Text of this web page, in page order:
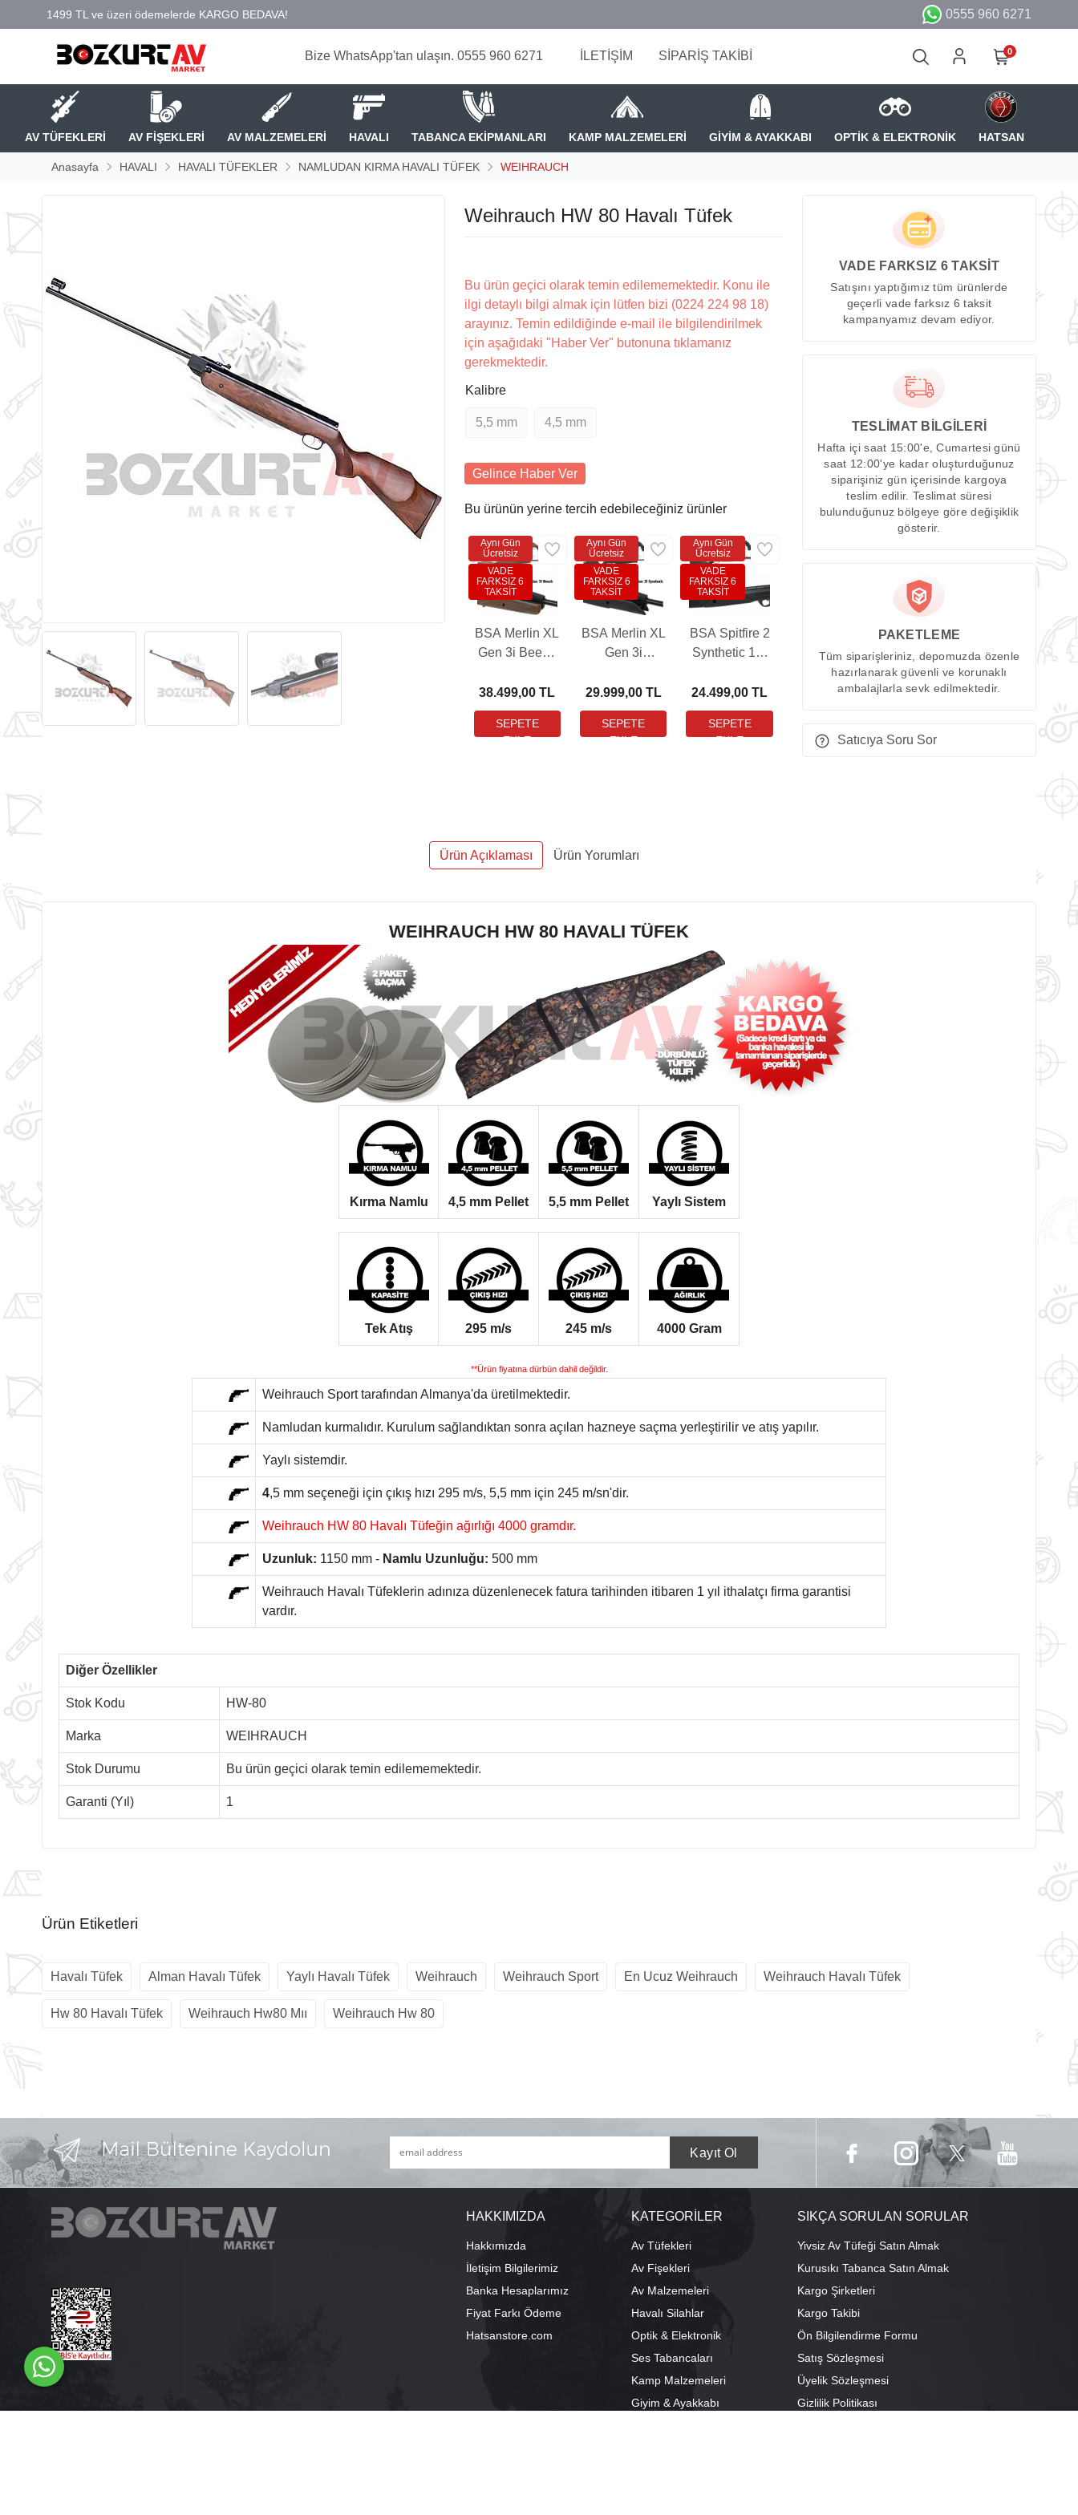
0555 960 6271
Bize WhatsApp'tan ulaşın. 0555 960 6271 İLETİŞİM SİPARİŞ TAKİBİ 0
AV TÜFEKLERİ AV FİŞEKLERİ AV MALZEMELERİ HAVALI TABANCA EKİPMANLARI KAMP MALZEMELERİ GİYİM & AYAKKABI OPTİK & ELEKTRONİK HATSAN
Anasayfa HAVALI HAVALI TÜFEKLER NAMLUDAN KIRMA HAVALI TÜFEK WEIHRAUCH
Weihrauch HW 80 Havalı Tüfek
Bu ürün geçici olarak temin edilememektedir. Konu ile
ilgi detaylı bilgi almak için lütfen bizi (0224 224 98 18)
arayınız. Temin edildiğinde e-mail ile bilgilendirilmek
için aşağıdaki "Haber Ver" butonuna tıklamanız
gerekmektedir.
Kalibre
5,5 mm 4,5 mm
Gelince Haber Ver
Bu ürünün yerine tercih edebileceğiniz ürünler
BSA Merlin XL
Gen 3i Beech
Tüfek (3-9X40
MIL-DOT
Dürbün
38.499,00 TL
Aynı Gün
Ücretsiz
VADE
FARKSIZ 6
TAKSİT
BSA Merlin XL
Gen 3i
Shot Havalı
Tüfek (3-9X40
MIL-DOT
29.999,00 TL
Aynı Gün
Ücretsiz
VADE
FARKSIZ 6
TAKSİT
BSA Spitfire 2
Synthetic 10-
Tüfek (3-9X40
MIL-DOT
Dürbün
24.499,00 TL
Aynı Gün
Ücretsiz
VADE
FARKSIZ 6
TAKSİT
VADE FARKSIZ 6 TAKSİT
Satışını yaptığımız tüm ürünlerde
geçerli vade farksız 6 taksit
kampanyamız devam ediyor.
TESLİMAT BİLGİLERİ
Hafta içi saat 15:00'e, Cumartesi günü
saat 12:00'ye kadar oluşturduğunuz
siparişiniz gün içerisinde kargoya
teslim edilir. Teslimat süresi
bulunduğunuz bölgeye göre değişiklik
gösterir.
PAKETLEME
Tüm siparişleriniz, depomuzda özenle
hazırlanarak güvenli ve korunaklı
ambalajlarla sevk edilmektedir.
Satıcıya Soru Sor
Ürün Açıklaması Ürün Yorumları
WEIHRAUCH HW 80 HAVALI TÜFEK
Kırma Namlu 4,5 mm Pellet 5,5 mm Pellet Yaylı Sistem
Tek Atış 295 m/s 245 m/s 4000 Gram
**Ürün fiyatına dürbün dahil değildir.
Weihrauch Sport tarafından Almanya'da üretilmektedir.
Namludan kurmalıdır. Kurulum sağlandıktan sonra açılan hazneye saçma yerleştirilir ve atış yapılır.
Yaylı sistemdir.
4,5 mm seçeneği için çıkış hızı 295 m/s, 5,5 mm için 245 m/sn'dir.
Weihrauch HW 80 Havalı Tüfeğin ağırlığı 4000 gramdır.
Uzunluk: 1150 mm - Namlu Uzunluğu: 500 mm
Weihrauch Havalı Tüfeklerin adınıza düzenlenecek fatura tarihinden itibaren 1 yıl ithalatçı firma garantisi
vardır.
Diğer Özellikler
Stok Kodu HW-80
Marka WEIHRAUCH
Stok Durumu Bu ürün geçici olarak temin edilememektedir.
Garanti (Yıl) 1
Ürün Etiketleri
Havalı Tüfek Alman Havalı Tüfek Yaylı Havalı Tüfek Weihrauch Weihrauch Sport En Ucuz Weihrauch Weihrauch Havalı Tüfek
Hw 80 Havalı Tüfek Weihrauch Hw80 Mıı Weihrauch Hw 80
HAKKIMIZDA
Hakkımızda
İletişim Bilgilerimiz
Banka Hesaplarımız
Fiyat Farkı Ödeme
Hatsanstore.com
KATEGORİLER
Av Tüfekleri
Av Fişekleri
Av Malzemeleri
Havalı Silahlar
Optik & Elektronik
Ses Tabancaları
Kamp Malzemeleri
Giyim & Ayakkabı
SIKÇA SORULAN SORULAR
Yivsiz Av Tüfeği Satın Almak
Kurusıkı Tabanca Satın Almak
Kargo Şirketleri
Kargo Takibi
Ön Bilgilendirme Formu
Satış Sözleşmesi
Üyelik Sözleşmesi
Gizlilik Politikası